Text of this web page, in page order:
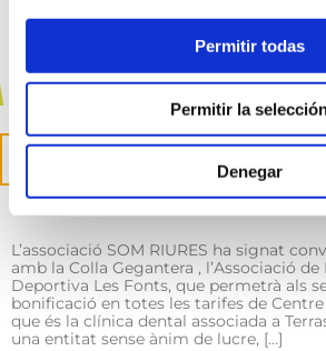
Permitir todas
Permitir la
Denegar
27
Abr
L’associació SOM RIURES ha signat
amb la Colla Gegantera , l’Associació
Deportiva Les Fonts, que permetrà als
bonificació en totes les tarifes de Centre
que és la clínica dental associada a
una entitat sense ànim de lucre, […]